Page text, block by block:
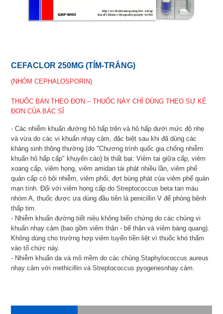
CEFACLOR 250MG (TÍM-TRẮNG)
(NHÓM CEPHALOSPORIN)
THUỐC BÁN THEO ĐƠN – THUỐC NÀY CHỈ DÙNG THEO SỰ KÊ
ĐƠN CỦA BÁC SĨ
- Các nhiễm khuẩn đường hô hấp trên và hô hấp dưới mức độ nhẹ
và vừa do các vi khuẩn nhạy cảm, đặc biệt sau khi đã dùng các
kháng sinh thông thường (do "Chương trình quốc gia chống nhiễm
khuẩn hô hấp cấp" khuyến cáo) bị thất bại: Viêm tai giữa cấp, viêm
xoang cấp, viêm họng, viêm amidan tái phát nhiều lần, viêm phế
quản cấp có bội nhiễm, viêm phổi, đợt bùng phát của viêm phế quản
mạn tính. Đối với viêm họng cấp do Streptococcus beta tan máu
nhóm A, thuốc được ưa dùng đầu tiên là penicillin V để phòng bệnh
thấp tim.
- Nhiễm khuẩn đường tiết niệu không biến chứng do các chủng vi
khuẩn nhạy cảm (bao gồm viêm thận - bể thận và viêm bàng quang).
Không dùng cho trường hợp viêm tuyến tiền liệt vì thuốc khó thấm
vào tổ chức này.
- Nhiễm khuẩn da và mô mềm do các chủng Staphylococcus aureus
nhạy cảm với methicillin và Streptococcus pyogenesnhạy cảm.